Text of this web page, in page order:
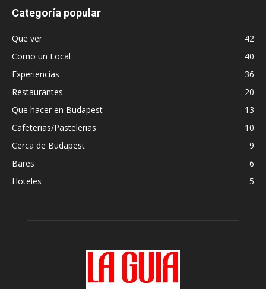
Categoría popular
Que ver
42
Como un Local
40
Experiencias
36
Restaurantes
20
Que hacer en Budapest
13
Cafeterias/Pastelerias
10
Cerca de Budapest
9
Bares
6
Hoteles
5